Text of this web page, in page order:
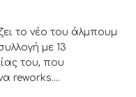
το νέο του άλμπουμ
με 13
του, που
reworks....